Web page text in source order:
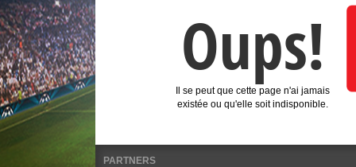
Oups!
Il se peut que cette page n'ai jamais
existée ou qu'elle soit indisponible.
PARTNERS